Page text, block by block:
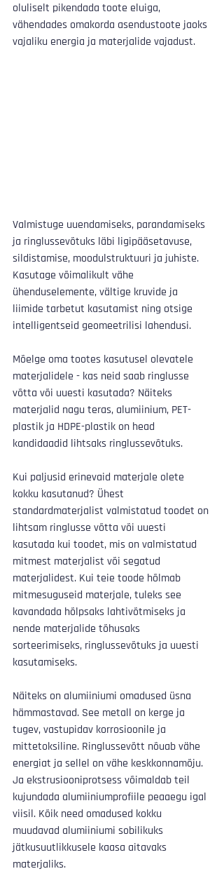
oluliselt pikendada toote eluiga,
vähendades omakorda asendustoote jaoks
vajaliku energia ja materjalide vajadust.
Valmistuge uuendamiseks, parandamiseks
ja ringlussevõtuks läbi ligipääsetavuse,
sildistamise, moodulstruktuuri ja juhiste.
Kasutage võimalikult vähe
ühenduselemente, vältige kruvide ja
liimide tarbetut kasutamist ning otsige
intelligentseid geomeetrilisi lahendusi.
Mõelge oma tootes kasutusel olevatele
materjalidele - kas neid saab ringlusse
võtta või uuesti kasutada? Näiteks
materjalid nagu teras, alumiinium, PET-
plastik ja HDPE-plastik on head
kandidaadid lihtsaks ringlussevõtuks.
Kui paljusid erinevaid materjale olete
kokku kasutanud? Ühest
standardmaterjalist valmistatud toodet on
lihtsam ringlusse võtta või uuesti
kasutada kui toodet, mis on valmistatud
mitmest materjalist või segatud
materjalidest. Kui teie toode hõlmab
mitmesuguseid materjale, tuleks see
kavandada hõlpsaks lahtivõtmiseks ja
nende materjalide tõhusaks
sorteerimiseks, ringlussevõtuks ja uuesti
kasutamiseks.
Näiteks on alumiiniumi omadused üsna
hämmastavad. See metall on kerge ja
tugev, vastupidav korrosioonile ja
mittetoksiline. Ringlussevõtt nõuab vähe
energiat ja sellel on vähe keskkonnamõju.
Ja ekstrusiooniprotsess võimaldab teil
kujundada alumiiniumprofiile peaaegu igal
viisil. Kõik need omadused kokku
muudavad alumiiniumi sobilikuks
jätkusuutlikkusele kaasa aitavaks
materjaliks.